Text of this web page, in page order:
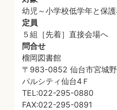
幼児～小学校低学年と保
定員
５組［先着］直接会場へ
問合せ
榴岡図書館
〒983-0852 仙台市宮城
パルシティ仙台4Ｆ
TEL:022-295-0880
FAX:022-295-0891